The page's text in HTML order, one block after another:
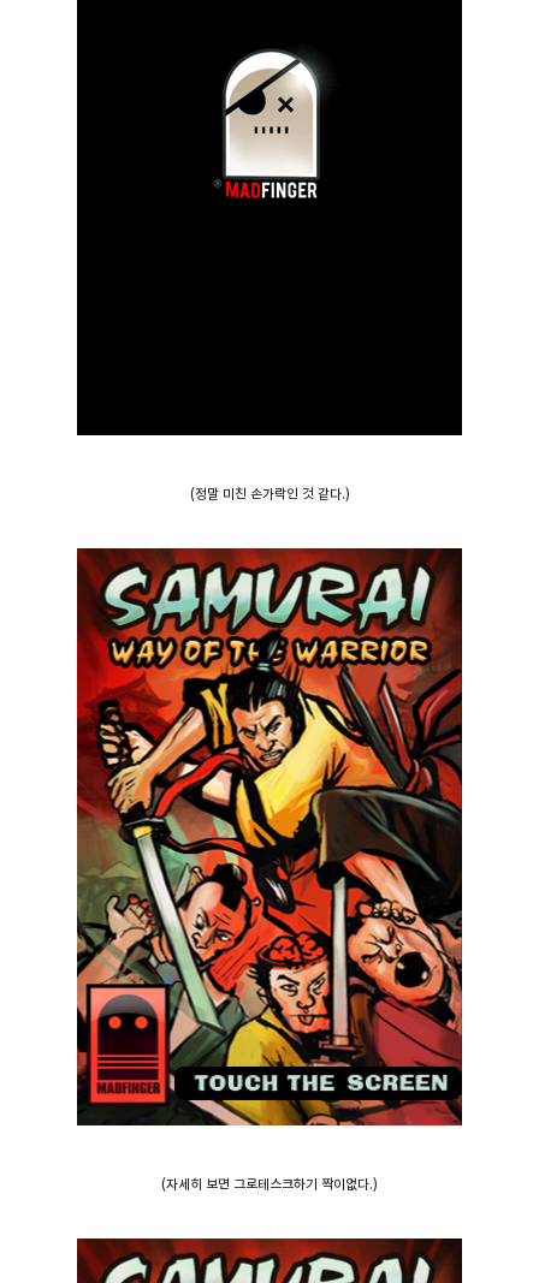
(정말 미친 손가락인 것 같다.)
(자세히 보면 그로테스크하기 짝이없다.)